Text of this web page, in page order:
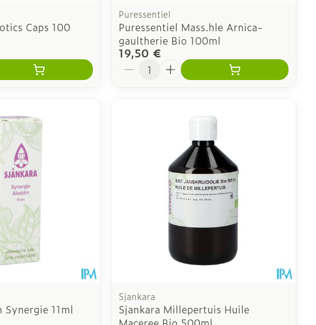
Caps 100
Puressentiel
Puressentiel Mass.hle Arnica-
gaultherie Bio 100ml
19,50 €
Quantité
Synergie 11ml
Sjankara
Sjankara Millepertuis Huile